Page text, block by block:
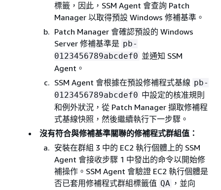
標籤，因此，SSM Agent 會查詢 Patch
Manager 以取得預設 Windows 修補基準。
Patch Manager 會確認預設的 Windows
Server 修補基準是 pb-
0123456789abcdef0 並通知 SSM
Agent。
SSM Agent 會根據在預設修補程式基線 pb-
0123456789abcdef0 中設定的核准規則
和例外狀況，從 Patch Manager 擷取修補程
式基線快照，然後繼續執行下一步驟。
沒有符合與修補基準關聯的修補程式群組值：
安裝在群組 3 中的 EC2 執行個體上的 SSM
Agent 會接收步驟 1 中發出的命令以開始修
補操作。SSM Agent 會驗證 EC2 執行個體是
否已套用修補程式群組標籤值 QA ，並向